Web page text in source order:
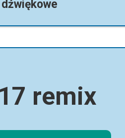
remix